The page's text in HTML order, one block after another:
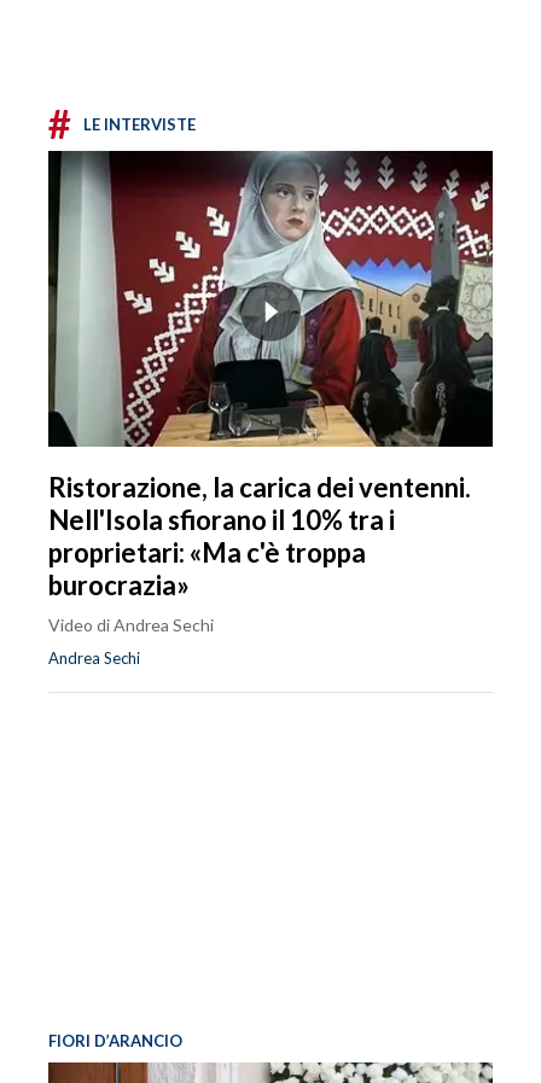
# LE INTERVISTE
Ristorazione, la carica dei ventenni.
Nell'Isola sfiorano il 10% tra i
proprietari: «Ma c'è troppa
burocrazia»
Video di Andrea Sechi
Andrea Sechi
FIORI D’ARANCIO